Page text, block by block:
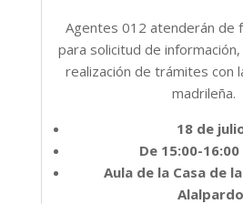
Agentes 012 atenderán de
para solicitud de
realización de trámites con
madrileña.
18 de
De 15:00-
Aula de la Casa de
Alalpardo